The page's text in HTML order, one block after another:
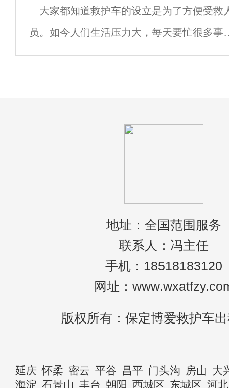
对性的治疗，那么，偏头痛怎么回事呢有什
办好缓解关键是要从生活中的小事做起。逐
消
大家都知道救护车的设立是为了方便受救
员。如今人们生活压力大，每天要忙很多事
情，何况家中一般都是独生子女，无法很方
地址：全国范围服务
联系人：冯主任
手机：18518183120
网址：
版权所有：保定博爱救护车
延庆 怀柔 密云 平谷 昌平 门头沟 房山 大
海淀 石景山 丰台 朝阳 西城区 东城区 河